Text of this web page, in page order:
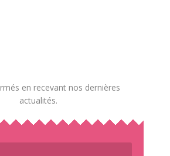
en recevant nos dernières
actualités.